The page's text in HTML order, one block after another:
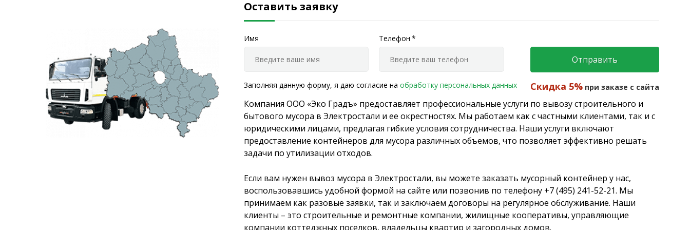
Оставить заявку
Имя Телефон *
Заполняя данную форму, я даю согласие на обработку персональных данных
Отправить
Скидка 5%при заказе с сайта
Компания ООО «Эко Градъ» предоставляет профессиональные услуги по вывозу строительного и
бытового мусора в Электростали и ее окрестностях. Мы работаем как с частными клиентами, так и с
юридическими лицами, предлагая гибкие условия сотрудничества. Наши услуги включают
предоставление контейнеров для мусора различных объемов, что позволяет эффективно решать
задачи по утилизации отходов.
Если вам нужен вывоз мусора в Электростали, вы можете заказать мусорный контейнер у нас,
воспользовавшись удобной формой на сайте или позвонив по телефону +7 (495) 241-52-21. Мы
принимаем как разовые заявки, так и заключаем договоры на регулярное обслуживание. Наши
клиенты – это строительные и ремонтные компании, жилищные кооперативы, управляющие
компании коттеджных поселков, владельцы квартир и загородных домов.